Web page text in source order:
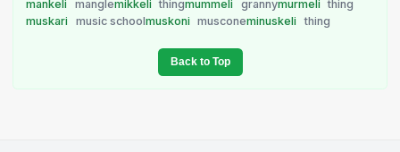
mankeli manglemikkeli thingmummeli grannymurmeli
thing
muskari
music schoolmuskoni musconeminuskeli thing
Back to Top